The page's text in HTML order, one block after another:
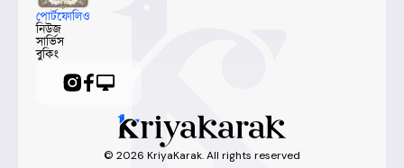
পোর্টফোলিও
নিউজ
সার্ভিস
বুকিং
© 2026 KriyaKarak. All rights reserved